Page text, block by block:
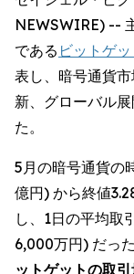
NEWSWIRE) --
である ビットゲッ
表し、暗号通貨
新、グローバル
た。
5月の暗号通貨の
億円) から終値
し、1日の平均取
6,000万円) だっ
ットゲットの取